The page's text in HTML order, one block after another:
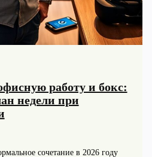
работу и бокс:
недели при
сочетание в 2026 году